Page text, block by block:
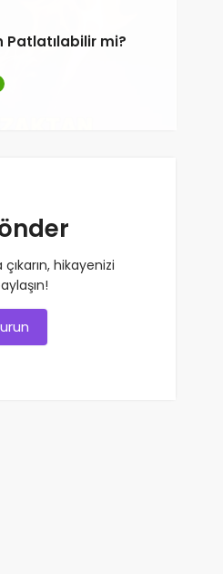
Patlatılabilir mi?
çıkarın, hikayenizi